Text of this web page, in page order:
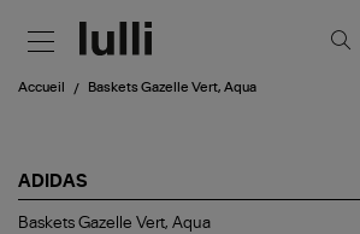
Accueil Baskets Gazelle Vert, Aqua
ADIDAS
Baskets
Baskets Gazelle Vert, Aqua